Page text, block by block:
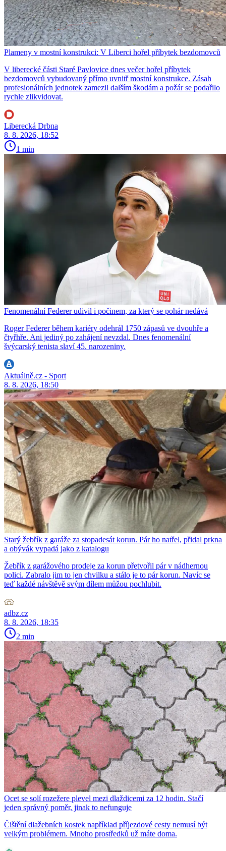
Plameny v mostní konstrukci: V Liberci hořel příbytek bezdomovců
V liberecké části Staré Pavlovice dnes večer hořel příbytek
bezdomovců vybudovaný přímo uvnitř mostní konstrukce. Zásah
profesionálních jednotek zamezil dalším škodám a požár se podařilo
rychle zlikvidovat.
Liberecká Drbna
8. 8. 2026, 18:52
1 min
Fenomenální Federer udivil i počinem, za který se pohár nedává
Roger Federer během kariéry odehrál 1750 zápasů ve dvouhře a
čtyřhře. Ani jediný po zahájení nevzdal. Dnes fenomenální
švýcarský tenista slaví 45. narozeniny.
Aktuálně.cz - Sport
8. 8. 2026, 18:50
Starý žebřík z garáže za stopadesát korun. Pár ho natřel, přidal prkna
a obývák vypadá jako z katalogu
Žebřík z garážového prodeje za korun přetvořil pár v nádhernou
polici. Zabralo jim to jen chvilku a stálo je to pár korun. Navíc se
teď každé návštěvě svým dílem můžou pochlubit.
adbz.cz
8. 8. 2026, 18:35
2 min
Ocet se solí rozežere plevel mezi dlaždicemi za 12 hodin. Stačí
jeden správný poměr, jinak to nefunguje
Čištění dlažebních kostek například příjezdové cesty nemusí být
velkým problémem. Mnoho prostředků už máte doma.